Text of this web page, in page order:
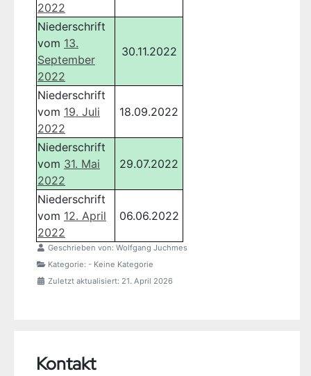
2022
Niederschrift
vom 13.
September
2022
30.11.2022
Niederschrift
vom 19. Juli
2022
18.09.2022
Niederschrift
vom 31. Mai
2022
29.07.2022
Niederschrift
vom 12. April
2022
06.06.2022
Geschrieben von: Wolfgang Juchmes
Kategorie: - Keine Kategorie
Zuletzt aktualisiert: 21. April 2026
Kontakt